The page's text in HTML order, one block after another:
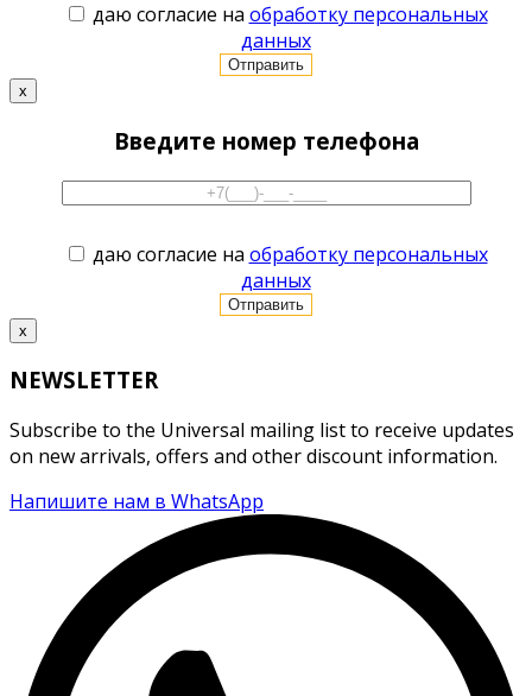
даю согласие на обработку персональных
данных
x
Введите номер телефона
даю согласие на обработку персональных
данных
x
NEWSLETTER
Subscribe to the Universal mailing list to receive updates
on new arrivals, offers and other discount information.
Напишите нам в WhatsApp